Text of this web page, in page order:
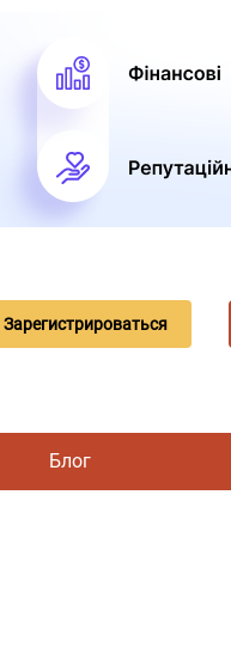
Зарегистрироваться
Блог